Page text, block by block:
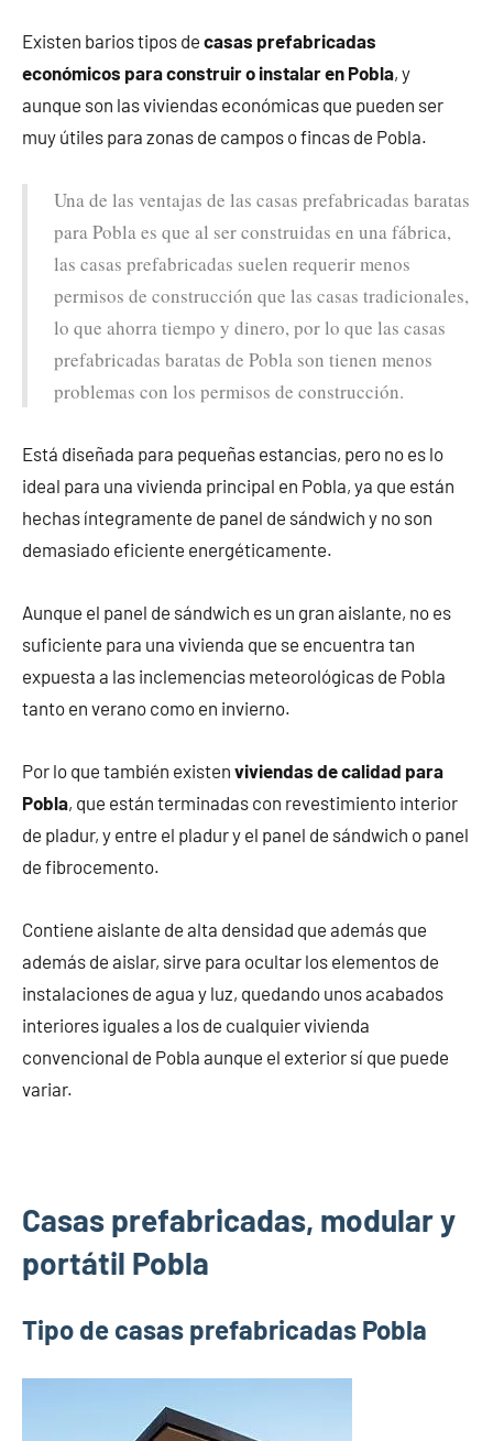
Existen barios tipos de casas prefabricadas
económicos para construir o instalar en Pobla, y
aunque son las viviendas económicas que pueden ser
muy útiles para zonas de campos o fincas de Pobla.
Una de las ventajas de las casas prefabricadas baratas
para Pobla es que al ser construidas en una fábrica,
las casas prefabricadas suelen requerir menos
permisos de construcción que las casas tradicionales,
lo que ahorra tiempo y dinero, por lo que las casas
prefabricadas baratas de Pobla son tienen menos
problemas con los permisos de construcción.
Está diseñada para pequeñas estancias, pero no es lo
ideal para una vivienda principal en Pobla, ya que están
hechas íntegramente de panel de sándwich y no son
demasiado eficiente energéticamente.
Aunque el panel de sándwich es un gran aislante, no es
suficiente para una vivienda que se encuentra tan
expuesta a las inclemencias meteorológicas de Pobla
tanto en verano como en invierno.
Por lo que también existen viviendas de calidad para
Pobla, que están terminadas con revestimiento interior
de pladur, y entre el pladur y el panel de sándwich o panel
de fibrocemento.
Contiene aislante de alta densidad que además que
además de aislar, sirve para ocultar los elementos de
instalaciones de agua y luz, quedando unos acabados
interiores iguales a los de cualquier vivienda
convencional de Pobla aunque el exterior sí que puede
variar.
Casas prefabricadas, modular y
portátil Pobla
Tipo de casas prefabricadas Pobla